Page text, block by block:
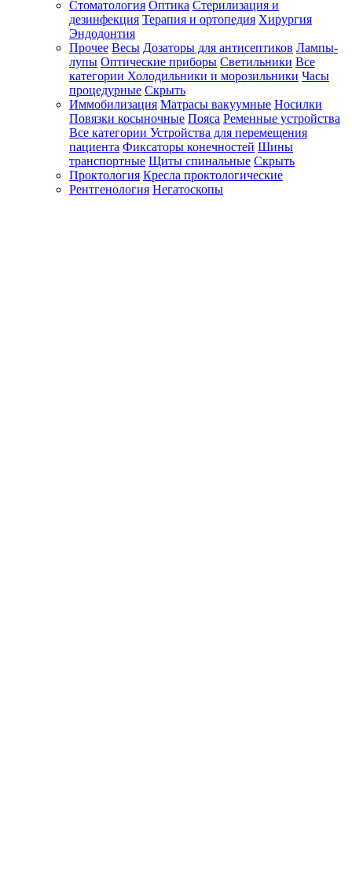
Стоматология Оптика Стерилизация и
дезинфекция Терапия и ортопедия Хирургия
Эндодонтия
Прочее Весы Дозаторы для антисептиков Лампы-
лупы Оптические приборы Светильники Все
категории Холодильники и морозильники Часы
процедурные Скрыть
Иммобилизация Матрасы вакуумные Носилки
Повязки косыночные Пояса Ременные устройства
Все категории Устройства для перемещения
пациента Фиксаторы конечностей Шины
транспортные Щиты спинальные Скрыть
Проктология Кресла проктологические
Рентгенология Негатоскопы